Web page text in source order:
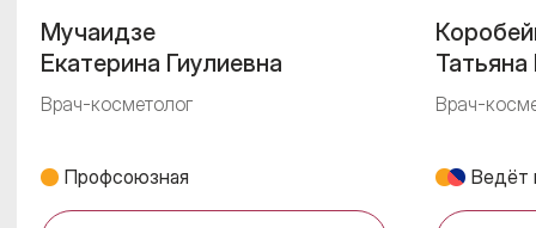
Мучаидзе
Екатерина Гиулиевна
Врач-косметолог
Профсоюзная
Врач-
Ведёт